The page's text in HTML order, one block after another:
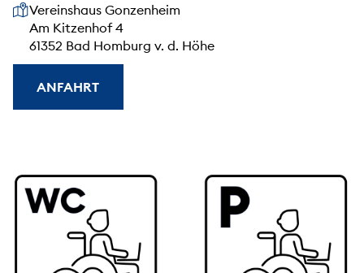
Unsere Anschrift
Vereinshaus Gonzenheim
Am Kitzenhof 4
61352 Bad Homburg v. d. Höhe
ANFAHRT